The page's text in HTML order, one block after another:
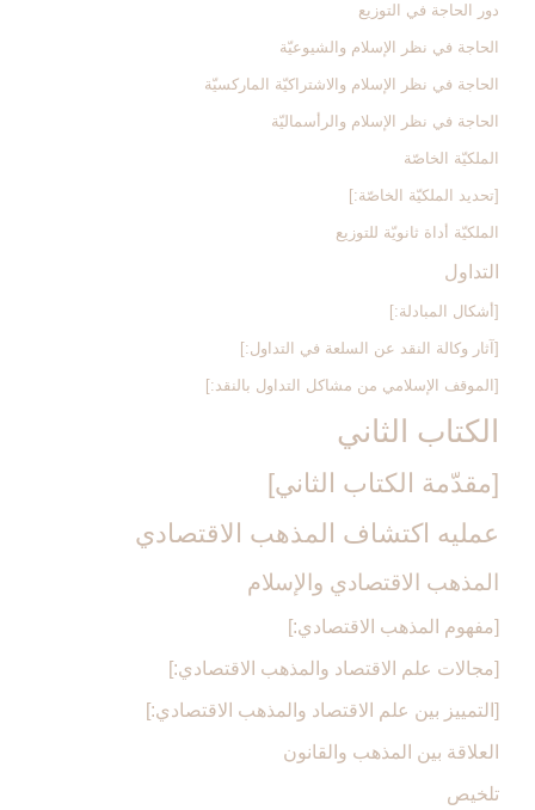
دور الحاجة في التوزيع
الحاجة في نظر الإسلام والشيوعيّة
الحاجة في نظر الإسلام والاشتراكيّة الماركسيّة
الحاجة في نظر الإسلام والرأسماليّة
الملكيّة الخاصّة
[تحديد الملكيّة الخاصّة:]
الملكيّة أداة ثانويّة للتوزيع
التداول‏
[أشكال المبادلة:]
[آثار وكالة النقد عن السلعة في التداول:]
[الموقف الإسلامي من مشاكل التداول بالنقد:]
الكتاب الثاني
[مقدّمة الكتاب الثاني‏]
عمليه اكتشاف المذهب الاقتصادي‏
المذهب الاقتصادي والإسلام‏
[مفهوم المذهب الاقتصادي:]
[مجالات علم الاقتصاد والمذهب الاقتصادي:]
[التمييز بين علم الاقتصاد والمذهب الاقتصادي:]
العلاقة بين المذهب والقانون
تلخيص